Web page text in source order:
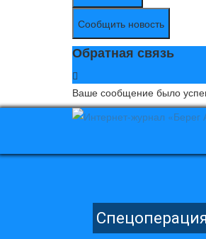
Сообщить новость
Обратная связь
Ваше сообщение было